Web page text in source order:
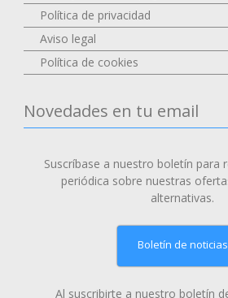
Política de privacidad
Aviso legal
Política de cookies
Novedades en tu email
Suscríbase a nuestro boletín para
periódica sobre nuestras
alternativas.
Boletín de noticias
Al suscribirte a nuestro boletín